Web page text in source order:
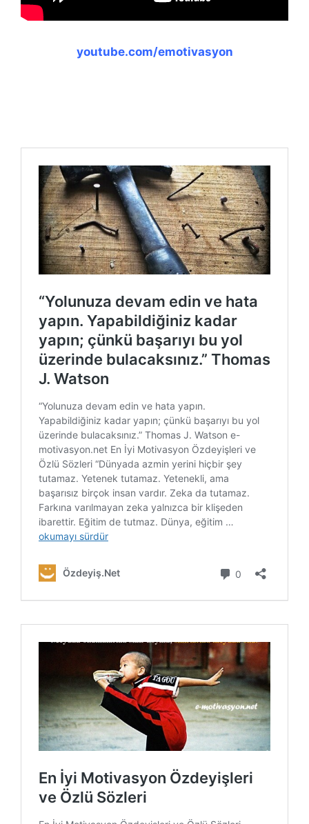
youtube.com/emotivasyon